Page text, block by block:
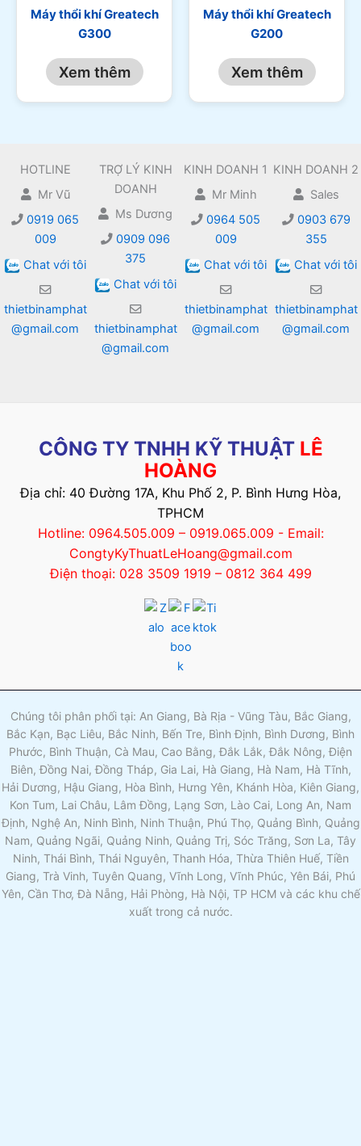
Máy thổi khí Greatech
G300
Xem thêm
Máy thổi khí Greatech
G200
Xem thêm
HOTLINE
Mr Vũ
0919 065
009
Chat với tôi
thietbinamphat
@gmail.com
TRỢ LÝ KINH
DOANH
Ms Dương
0909 096
375
Chat với tôi
thietbinamphat
@gmail.com
KINH DOANH 1
Mr Minh
0964 505
009
Chat với tôi
thietbinamphat
@gmail.com
KINH DOANH 2
Sales
0903 679
355
Chat với tôi
thietbinamphat
@gmail.com
CÔNG TY TNHH KỸ THUẬT LÊ
HOÀNG
Địa chỉ: 40 Đường 17A, Khu Phố 2, P. Bình Hưng Hòa,
TPHCM
Hotline: 0964.505.009 – 0919.065.009 - Email:
CongtyKyThuatLeHoang@gmail.com
Điện thoại: 028 3509 1919 – 0812 364 499
Chúng tôi phân phối tại: An Giang, Bà Rịa - Vũng Tàu, Bắc Giang,
Bắc Kạn, Bạc Liêu, Bắc Ninh, Bến Tre, Bình Định, Bình Dương, Bình
Phước, Bình Thuận, Cà Mau, Cao Bằng, Đắk Lắk, Đắk Nông, Điện
Biên, Đồng Nai, Đồng Tháp, Gia Lai, Hà Giang, Hà Nam, Hà Tĩnh,
Hải Dương, Hậu Giang, Hòa Bình, Hưng Yên, Khánh Hòa, Kiên Giang,
Kon Tum, Lai Châu, Lâm Đồng, Lạng Sơn, Lào Cai, Long An, Nam
Định, Nghệ An, Ninh Bình, Ninh Thuận, Phú Thọ, Quảng Bình, Quảng
Nam, Quảng Ngãi, Quảng Ninh, Quảng Trị, Sóc Trăng, Sơn La, Tây
Ninh, Thái Bình, Thái Nguyên, Thanh Hóa, Thừa Thiên Huế, Tiền
Giang, Trà Vinh, Tuyên Quang, Vĩnh Long, Vĩnh Phúc, Yên Bái, Phú
Yên, Cần Thơ, Đà Nẵng, Hải Phòng, Hà Nội, TP HCM và các khu chế
xuất trong cả nước.